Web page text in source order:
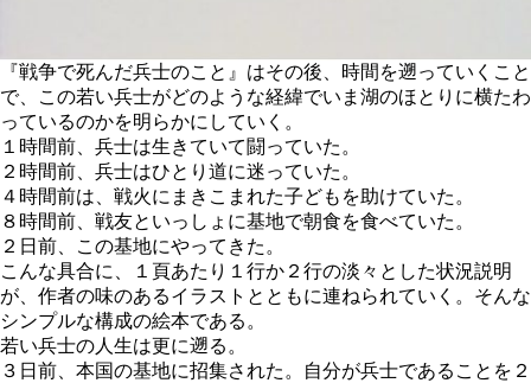
『戦争で死んだ兵士のこと』はその後、時間を遡っていくこと
で、この若い兵士がどのような経緯でいま湖のほとりに横たわ
っているのかを明らかにしていく。
１時間前、兵士は生きていて闘っていた。
２時間前、兵士はひとり道に迷っていた。
４時間前は、戦火にまきこまれた子どもを助けていた。
８時間前、戦友といっしょに基地で朝食を食べていた。
２日前、この基地にやってきた。
こんな具合に、１頁あたり１行か２行の淡々とした状況説明
が、作者の味のあるイラストとともに連ねられていく。そんな
シンプルな構成の絵本である。
若い兵士の人生は更に遡る。
３日前、本国の基地に招集された。自分が兵士であることを２